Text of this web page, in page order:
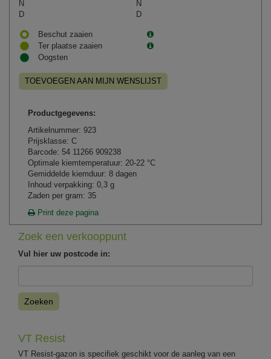
N
N
D
D
Beschut zaaien
Ter plaatse zaaien
Oogsten
TOEVOEGEN AAN MIJN WENSLIJST
Productgegevens:
Artikelnummer: 923
Prijsklasse: C
Barcode: 54 11266 909238
Optimale kiemtemperatuur: 20-22 °C
Gemiddelde kiemduur: 8 dagen
Inhoud verpakking: 0,3 g
Zaden per gram: 35
Print deze pagina
Zoek een verkooppunt
Vul hier uw postcode in:
Zoeken
VT Resist
VT Resist-gazon is specifiek geschikt voor de aanleg van een